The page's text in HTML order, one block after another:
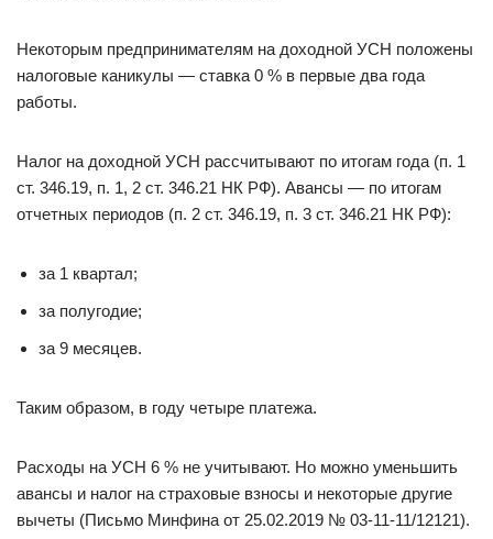
Некоторым предпринимателям на доходной УСН положены
налоговые каникулы — ставка 0 % в первые два года
работы.
Налог на доходной УСН рассчитывают по итогам года (п. 1
ст. 346.19, п. 1, 2 ст. 346.21 НК РФ). Авансы — по итогам
отчетных периодов (п. 2 ст. 346.19, п. 3 ст. 346.21 НК РФ):
за 1 квартал;
за полугодие;
за 9 месяцев.
Таким образом, в году четыре платежа.
Расходы на УСН 6 % не учитывают. Но можно уменьшить
авансы и налог на страховые взносы и некоторые другие
вычеты (Письмо Минфина от 25.02.2019 № 03-11-11/12121).